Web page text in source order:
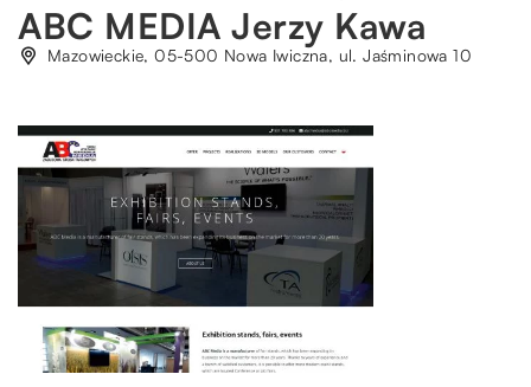
ABC MEDIA Jerzy Kawa
Mazowieckie, 05-500 Nowa Iwiczna, ul. Jaśminowa 10